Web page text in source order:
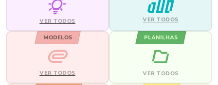
VER TODOS VER TODOS
MODELOS
VER TODOS
PLANILHAS
VER TODOS